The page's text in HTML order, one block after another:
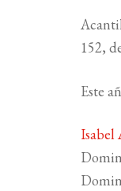
152,
Este
Isabel